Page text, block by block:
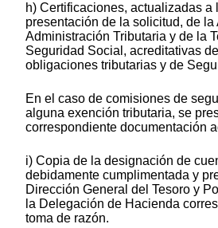
h) Certificaciones, actualizadas a
presentación de la solicitud, de
Administración Tributaria y de la
Seguridad Social, acreditativas
obligaciones tributarias y de
En el caso de comisiones de
alguna exención tributaria, se
correspondiente documentación
i) Copia de la designación de
debidamente cumplimentada y
Dirección General del Tesoro y
la Delegación de Hacienda
toma de razón.